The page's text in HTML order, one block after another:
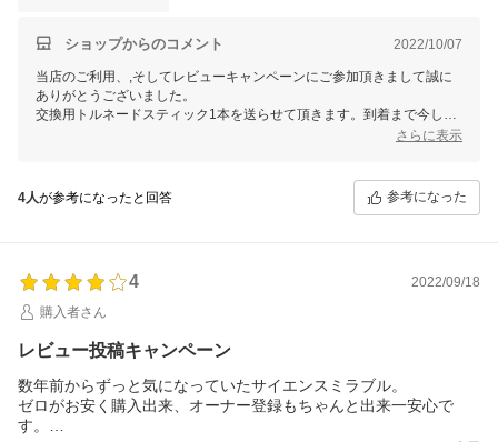
ショップからのコメント 2022/10/07
当店のご利用、,そしてレビューキャンペーンにご参加頂きまして誠に
ありがとうございました。
交換用トルネードスティック1本を送らせて頂きます。到着まで今しば
まいりますので、 またのご利用を心よりお待ち申し上げております。
さらに表示
4人が参考になったと回答 参考になった
4
2022/09/18
購入者さん
レビュー投稿キャンペーン
数年前からずっと気になっていたサイエンスミラブル。
ゼロがお安く購入出来、オーナー登録もちゃんと出来一安心で
す。